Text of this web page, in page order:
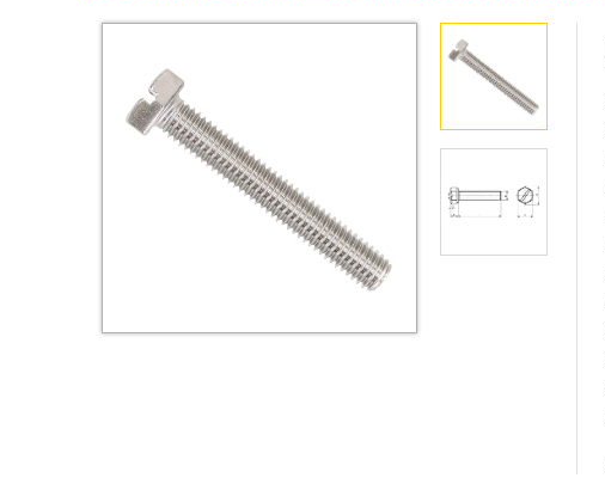
Болты и винты
Гайки
Дюймовый крепёж